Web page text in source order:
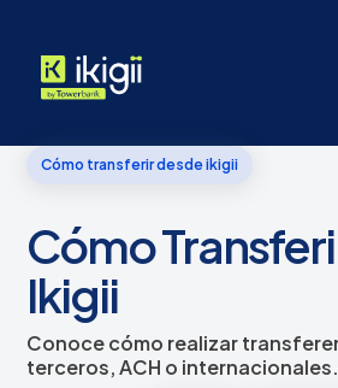
Cómo transferir desde ikigii
Cómo
Ikigii
Conoce cómo realizar
terceros, ACH o internacionales.